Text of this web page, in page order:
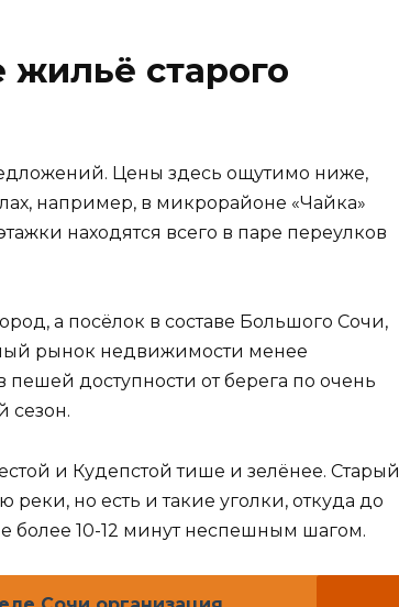
жильё старого
Цены здесь ощутимо ниже,
например, в микрорайоне «Чайка»
находятся всего в паре переулков
а посёлок в составе Большого Сочи,
рынок недвижимости менее
доступности от берега по очень
сезон.
и Кудепстой тише и зелёнее. Старый
но есть и такие уголки, откуда до
более 10-12 минут неспешным шагом.